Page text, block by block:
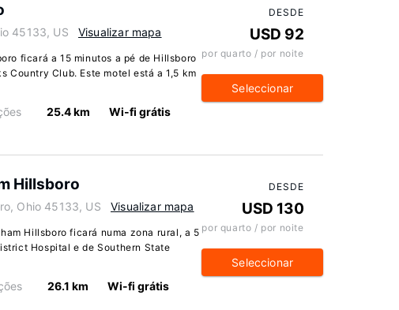
45133, US Visualizar mapa
ficará a 15 minutos a pé de Hillsboro
Country Club. Este motel está a 1,5 km
25.4 km Wi-fi grátis
DESDE
USD 92
por quarto / por noite
Seleccionar
Hillsboro
Ohio 45133, US Visualizar mapa
Hillsboro ficará numa zona rural, a 5
Hospital e de Southern State
26.1 km Wi-fi grátis
DESDE
USD 130
por quarto / por noite
Seleccionar